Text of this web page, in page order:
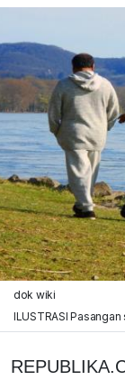
dok wiki
ILUSTRASI